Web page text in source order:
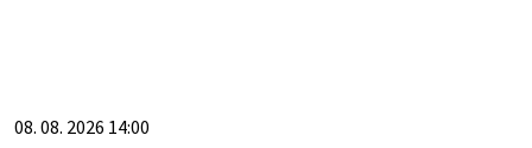
08. 08. 2026 14:00